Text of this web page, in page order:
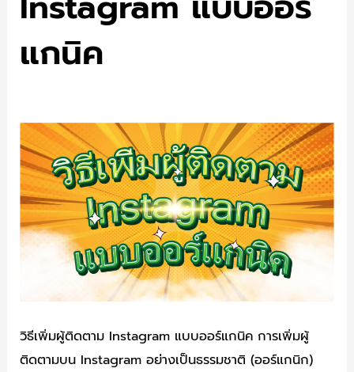
แกนิค
วิธีเพิ่มผู้ติดตาม Instagram แบบออร์แกนิค การเพิ่มผู้
ติดตามบน Instagram อย่างเป็นธรรมชาติ (ออร์แกนิก)